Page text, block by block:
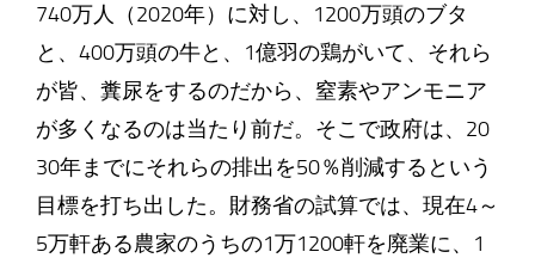
740万人（2020年）に対し、1200万頭のブタ
と、400万頭の牛と、1億羽の鶏がいて、それら
が皆、糞尿をするのだから、窒素やアンモニア
が多くなるのは当たり前だ。そこで政府は、20
30年までにそれらの排出を50％削減するという
目標を打ち出した。財務省の試算では、現在4～
5万軒ある農家のうちの1万1200軒を廃業に、1